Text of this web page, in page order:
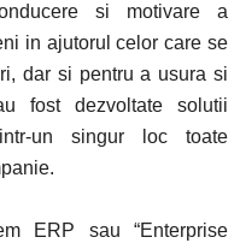
si motivare a
in ajutorul celor care se
dar si pentru a usura si
fost dezvoltate solutii
un singur loc toate
ERP sau “Enterprise